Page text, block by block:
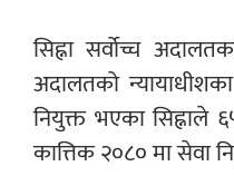
सिह्ना सर्वोच्च
अदालतको
नियुक्त भएका सिह्नाले
कात्तिक २०८० मा सेवा